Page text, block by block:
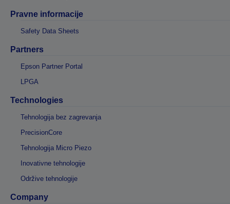
Pravne informacije
Safety Data Sheets
Partners
Epson Partner Portal
LPGA
Technologies
Tehnologija bez zagrevanja
PrecisionCore
Tehnologija Micro Piezo
Inovativne tehnologije
Održive tehnologije
Company